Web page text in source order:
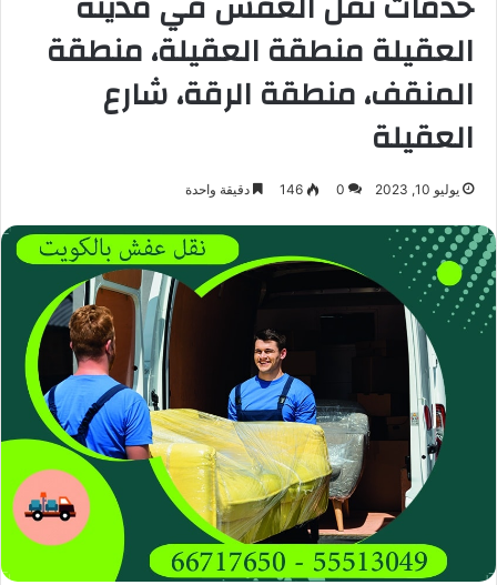
العقيلة منطقة العقيلة، منطقة
المنقف، منطقة الرقة، شارع
العقيلة
يوليو 10, 2023 0
146 دقيقة واحدة